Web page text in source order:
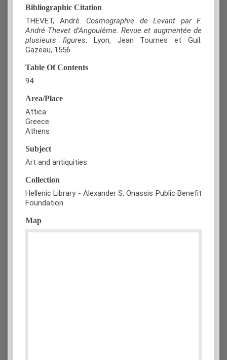
Bibliographic Citation
THEVET, André. Cosmographie de Levant par F.
André Thevet d’Angoulême. Revue et augmentée de
plusieurs figures, Lyon, Jean Tournes et Guil.
Gazeau, 1556.
Table Of Contents
94
Area/Place
Attica
Greece
Athens
Subject
Art and antiquities
Collection
Hellenic Library - Alexander S. Onassis Public Benefit
Foundation
Map